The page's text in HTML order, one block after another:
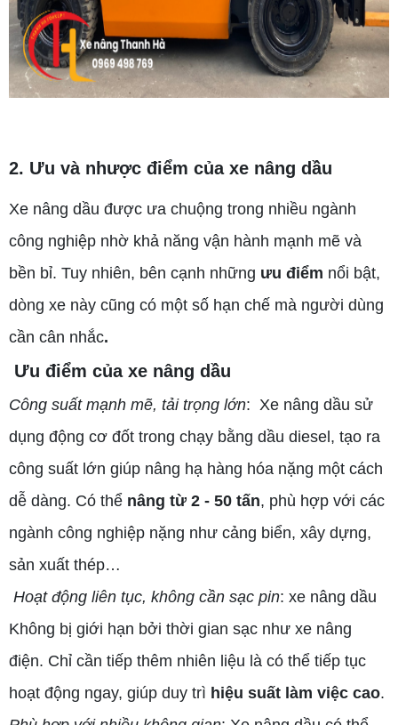
2. Ưu và nhược điểm của xe nâng dầu
Xe nâng dầu được ưa chuộng trong nhiều ngành
công nghiệp nhờ khả năng vận hành mạnh mẽ và
bền bỉ. Tuy nhiên, bên cạnh những ưu điểm nổi bật,
dòng xe này cũng có một số hạn chế mà người dùng
cần cân nhắc.
Ưu điểm của xe nâng dầu
Công suất mạnh mẽ, tải trọng lớn: Xe nâng dầu sử
dụng động cơ đốt trong chạy bằng dầu diesel, tạo ra
công suất lớn giúp nâng hạ hàng hóa nặng một cách
dễ dàng. Có thể nâng từ 2 - 50 tấn, phù hợp với các
ngành công nghiệp nặng như cảng biển, xây dựng,
sản xuất thép…
Hoạt động liên tục, không cần sạc pin: xe nâng dầu
Không bị giới hạn bởi thời gian sạc như xe nâng
điện. Chỉ cần tiếp thêm nhiên liệu là có thể tiếp tục
hoạt động ngay, giúp duy trì hiệu suất làm việc cao.